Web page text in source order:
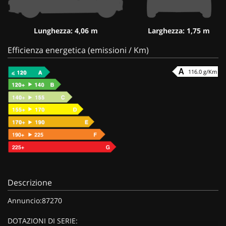
Lunghezza: 4,06 m Larghezza: 1,75 m
Efficienza energetica (emissioni / Km)
116.0 g/Km
Descrizione
Annuncio:87270
DOTAZIONI DI SERIE: